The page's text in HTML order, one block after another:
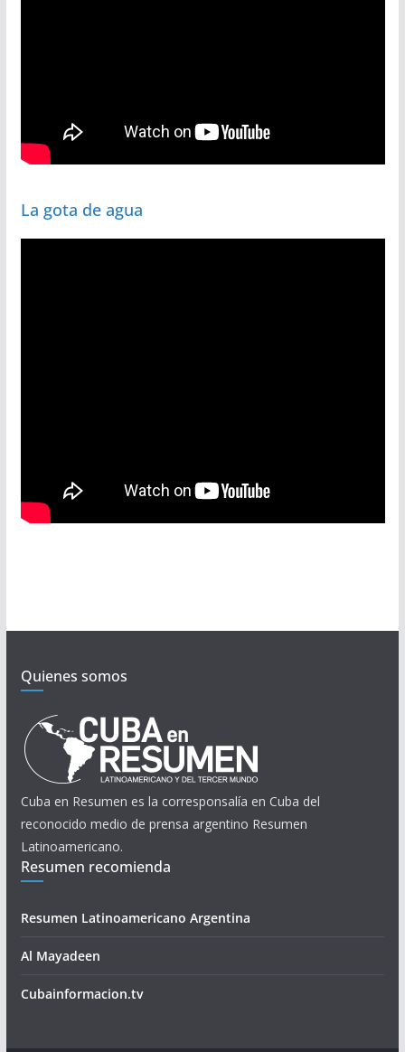
La gota de agua
Quienes somos
Cuba en Resumen es la corresponsalía en Cuba del
reconocido medio de prensa argentino Resumen
Latinoamericano.
Resumen recomienda
Resumen Latinoamericano Argentina
Al Mayadeen
Cubainformacion.tv